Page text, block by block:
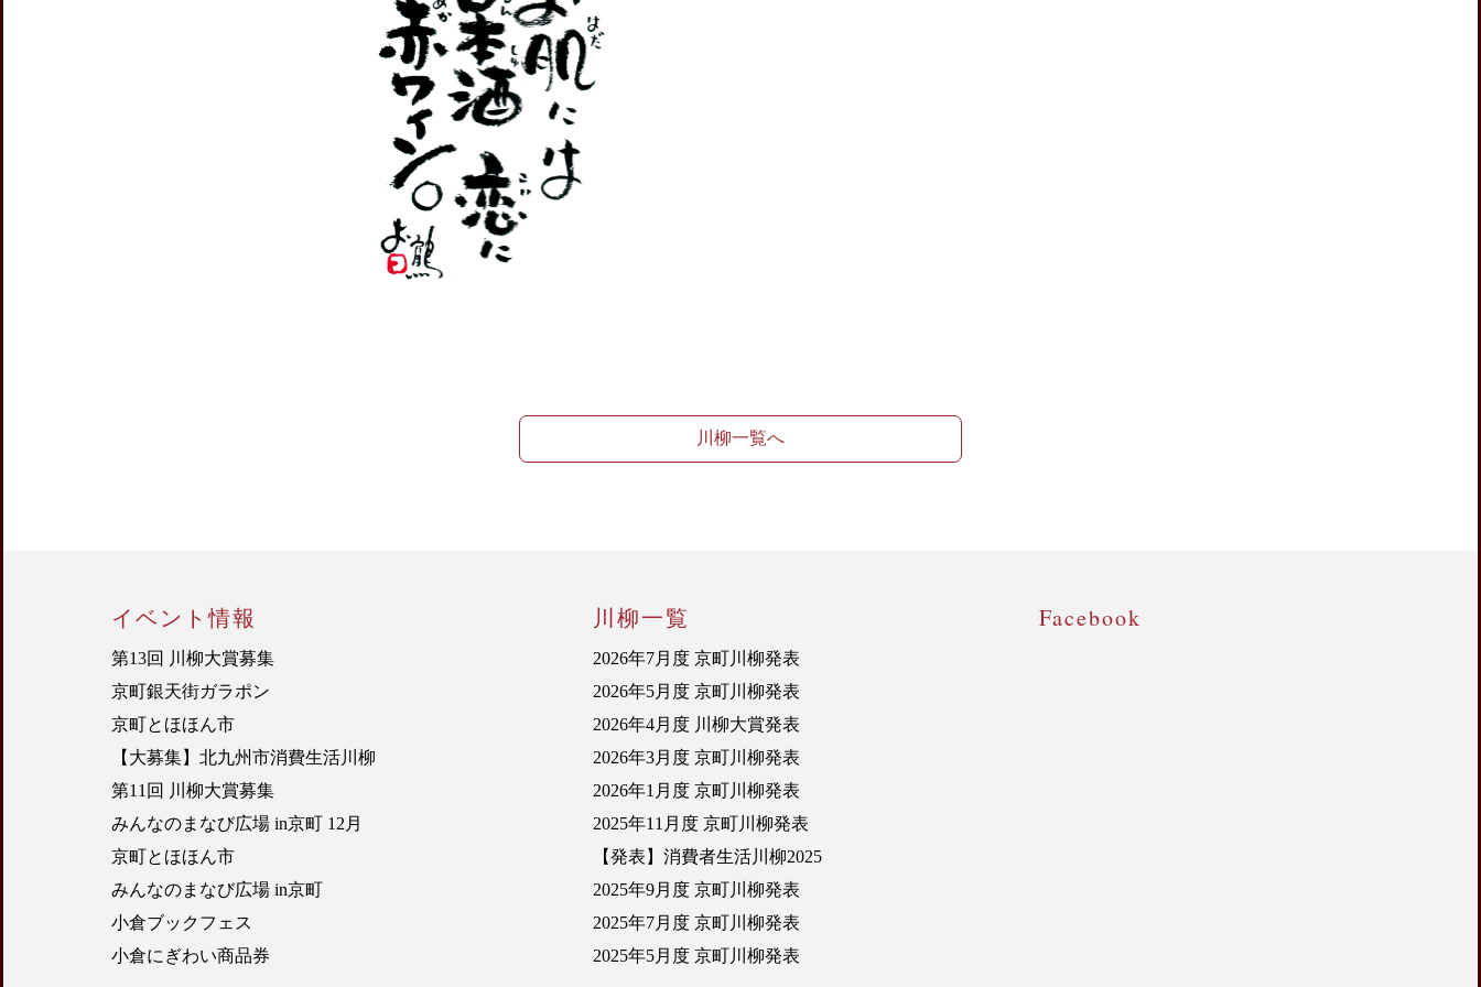
川柳一覧へ
イベント情報
第13回 川柳大賞募集
京町銀天街ガラポン
京町とほほん市
【大募集】北九州市消費生活川柳
第11回 川柳大賞募集
みんなのまなび広場 in京町 12月
京町とほほん市
みんなのまなび広場 in京町
小倉ブックフェス
小倉にぎわい商品券
川柳一覧
2026年7月度 京町川柳発表
2026年5月度 京町川柳発表
2026年4月度 川柳大賞発表
2026年3月度 京町川柳発表
2026年1月度 京町川柳発表
2025年11月度 京町川柳発表
【発表】消費者生活川柳2025
2025年9月度 京町川柳発表
2025年7月度 京町川柳発表
2025年5月度 京町川柳発表
Facebook